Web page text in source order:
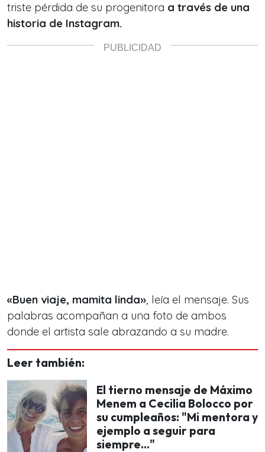
triste pérdida de su progenitora a través de una
historia de Instagram.
«Buen viaje, mamita linda», leía el mensaje. Sus
palabras acompañan a una foto de ambos
donde el artista sale abrazando a su madre.
Leer también:
El tierno mensaje de Máximo
Menem a Cecilia Bolocco por
su cumpleaños: "Mi mentora y
ejemplo a seguir para
siempre..."